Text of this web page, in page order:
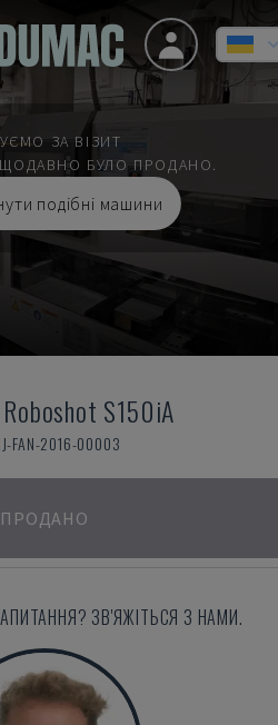
ЗА ВІЗИТ
БУЛО ПРОДАНО.
подібні машини
Roboshot S150iA
FAN-2016-00003
ПРОДАНО
ЗВ'ЯЖІТЬСЯ З НАМИ.